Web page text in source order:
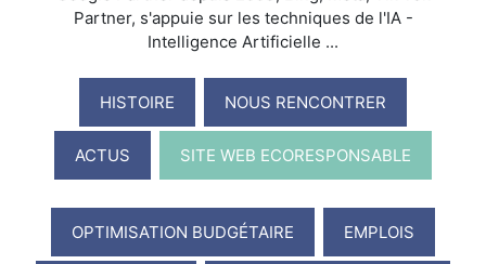
Partner, s'appuie sur les techniques de l'IA -
Intelligence Artificielle ...
HISTOIRE NOUS RENCONTRER
ACTUS SITE WEB ECORESPONSABLE
OPTIMISATION BUDGÉTAIRE EMPLOIS